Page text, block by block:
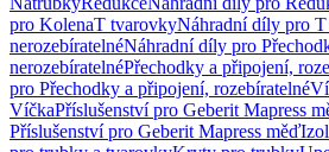
pro KolenaT tvarovkyNáhradní díly pro
nerozebíratelnéNáhradní díly pro
nerozebíratelnéPřechodky a připojení,
pro Přechodky a připojení, rozebíratelné
VíčkaPříslušenství pro Geberit Mapress
Příslušenství pro Geberit Mapress měď